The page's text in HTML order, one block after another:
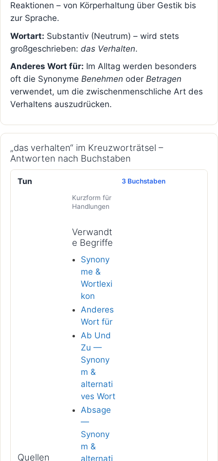
Reaktionen – von Körperhaltung über Gestik bis
zur Sprache.
Wortart: Substantiv (Neutrum) – wird stets
großgeschrieben: das Verhalten.
Anderes Wort für: Im Alltag werden besonders
oft die Synonyme Benehmen oder Betragen
verwendet, um die zwischenmenschliche Art des
Verhaltens auszudrücken.
„das verhalten“ im Kreuzworträtsel –
Antworten nach Buchstaben
Tun 3 Buchstaben
Kurzform für
Handlungen
Quellen
Verwandt
e Begriffe
Synony
me &
Wortlexi
kon
Anderes
Wort für
Ab Und
Zu —
Synony
m &
alternati
ves Wort
Absage
—
Synony
m &
alternati